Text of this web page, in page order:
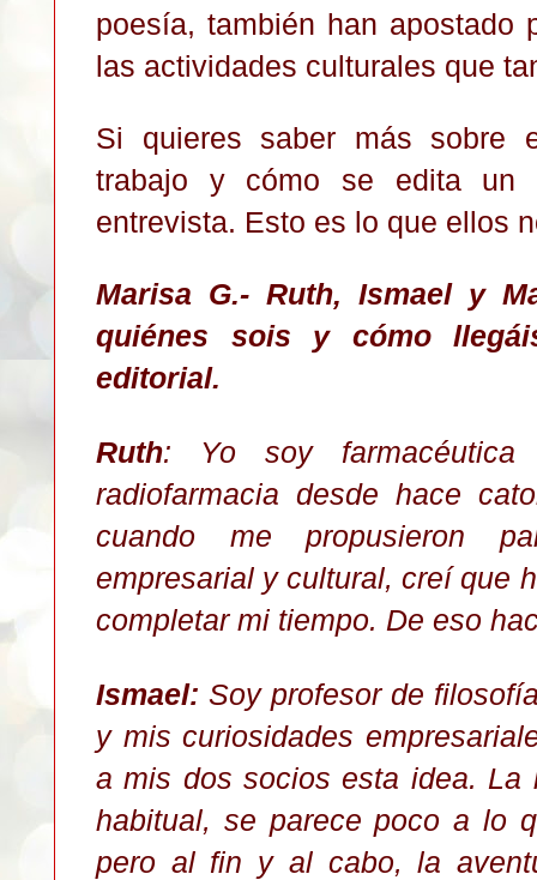
poesía, también han apostado
las actividades culturales que
Si quieres saber más sobre
trabajo y cómo se edita un
entrevista. Esto es lo que ellos
Marisa G.- Ruth, Ismael y
quiénes sois y cómo
editorial.
Ruth: Yo soy
radiofarmacia desde hace
cuando me propusieron
empresarial y cultural, creí que
completar mi tiempo. De eso
Ismael: Soy profesor de
y mis curiosidades
a mis dos socios esta idea. La
habitual, se parece poco a lo
pero al fin y al cabo, la